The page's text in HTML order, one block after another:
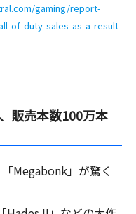
gaming/report-
of-duty-sales-as-a-result-
販売本数100万本
Megabonk」が驚く